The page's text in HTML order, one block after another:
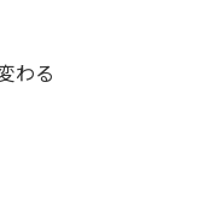
わる